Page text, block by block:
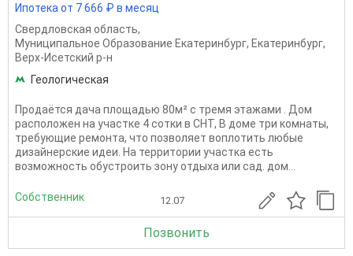
Ипотека от 7 666 ₽ в месяц
Свердловская область,
Муниципальное Образование Екатеринбург, Екатеринбург,
Верх-Исетский р-н
Геологическая
Продаётся дача площадью 80м² с тремя этажами . Дом
расположен на участке 4 сотки в СНТ, В доме три комнаты,
требующие ремонта, что позволяет воплотить любые
дизайнерские идеи. На территории участка есть
возможность обустроить зону отдыха или сад. дом...
Собственник 12.07
Позвонить